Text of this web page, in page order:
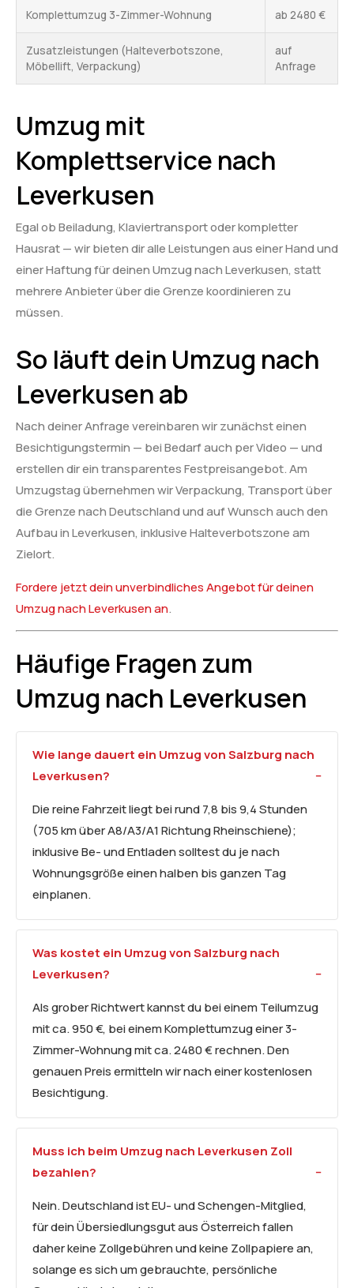
Komplettumzug 3-Zimmer-Wohnung ab 2480 €
Zusatzleistungen (Halteverbotszone,
Möbellift, Verpackung)
auf
Anfrage
Umzug mit
Komplettservice nach
Leverkusen
Egal ob Beiladung, Klaviertransport oder kompletter
Hausrat — wir bieten dir alle Leistungen aus einer Hand und
einer Haftung für deinen Umzug nach Leverkusen, statt
mehrere Anbieter über die Grenze koordinieren zu
müssen.
So läuft dein Umzug nach
Leverkusen ab
Nach deiner Anfrage vereinbaren wir zunächst einen
Besichtigungstermin — bei Bedarf auch per Video — und
erstellen dir ein transparentes Festpreisangebot. Am
Umzugstag übernehmen wir Verpackung, Transport über
die Grenze nach Deutschland und auf Wunsch auch den
Aufbau in Leverkusen, inklusive Halteverbotszone am
Zielort.
Fordere jetzt dein unverbindliches Angebot für deinen
Umzug nach Leverkusen an.
Häufige Fragen zum
Umzug nach Leverkusen
Wie lange dauert ein Umzug von Salzburg nach
Leverkusen?
Die reine Fahrzeit liegt bei rund 7,8 bis 9,4 Stunden
(705 km über A8/A3/A1 Richtung Rheinschiene);
inklusive Be- und Entladen solltest du je nach
Wohnungsgröße einen halben bis ganzen Tag
einplanen.
Was kostet ein Umzug von Salzburg nach
Leverkusen?
Als grober Richtwert kannst du bei einem Teilumzug
mit ca. 950 €, bei einem Komplettumzug einer 3-
Zimmer-Wohnung mit ca. 2480 € rechnen. Den
genauen Preis ermitteln wir nach einer kostenlosen
Besichtigung.
Muss ich beim Umzug nach Leverkusen Zoll
bezahlen?
Nein. Deutschland ist EU- und Schengen-Mitglied,
für dein Übersiedlungsgut aus Österreich fallen
daher keine Zollgebühren und keine Zollpapiere an,
solange es sich um gebrauchte, persönliche